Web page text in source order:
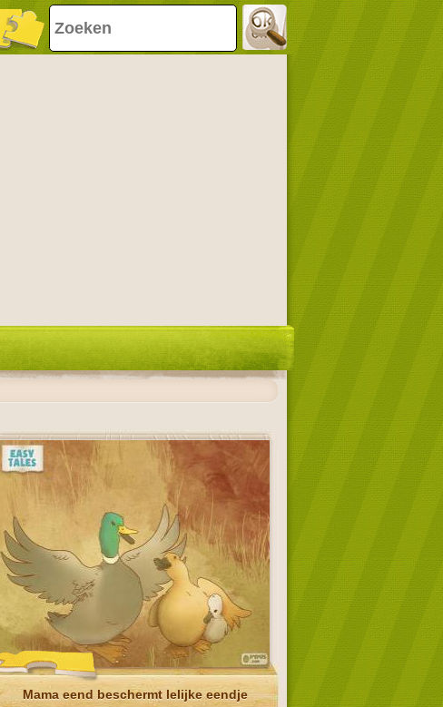
Mama eend beschermt lelijke eendje